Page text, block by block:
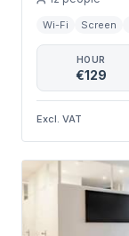
Wi-Fi Screen
HOUR
€129
Excl. VAT